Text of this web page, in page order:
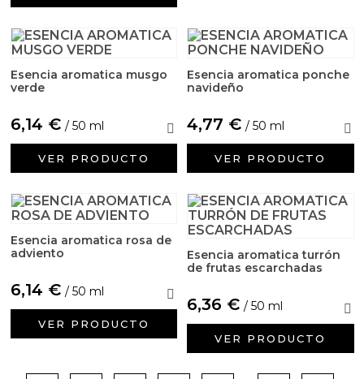
Esencia aromatica musgo
verde
6,14 € / 50 ml
VER PRODUCTO
Esencia aromatica ponche
navideño
4,77 € / 50 ml
VER PRODUCTO
Esencia aromatica rosa de
adviento
6,14 € / 50 ml
VER PRODUCTO
Esencia aromatica turrón
de frutas escarchadas
6,36 € / 50 ml
VER PRODUCTO